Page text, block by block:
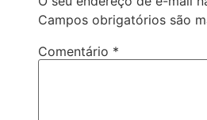
Campos obrigatórios são
Comentário *